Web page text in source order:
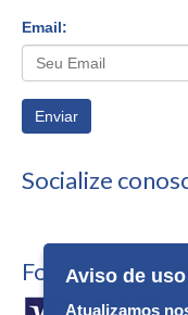
Email:
Enviar
Socialize
Formas de
Aviso de
Atualizamos